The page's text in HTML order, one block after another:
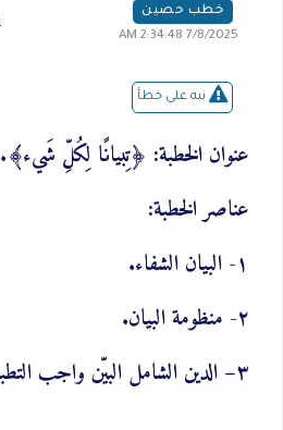
خطب حصين
7/8/2025 2:34:48 AM
نبه على خطأ
عنوان الخطبة: ﴿تِبيانًا لِكُلِّ شَيء﴾.
عناصر الخطبة:
١- البيان الشفاء.
٢- منظومة البيان.
٣– الدين الشامل البيّن واجب التطبيق.